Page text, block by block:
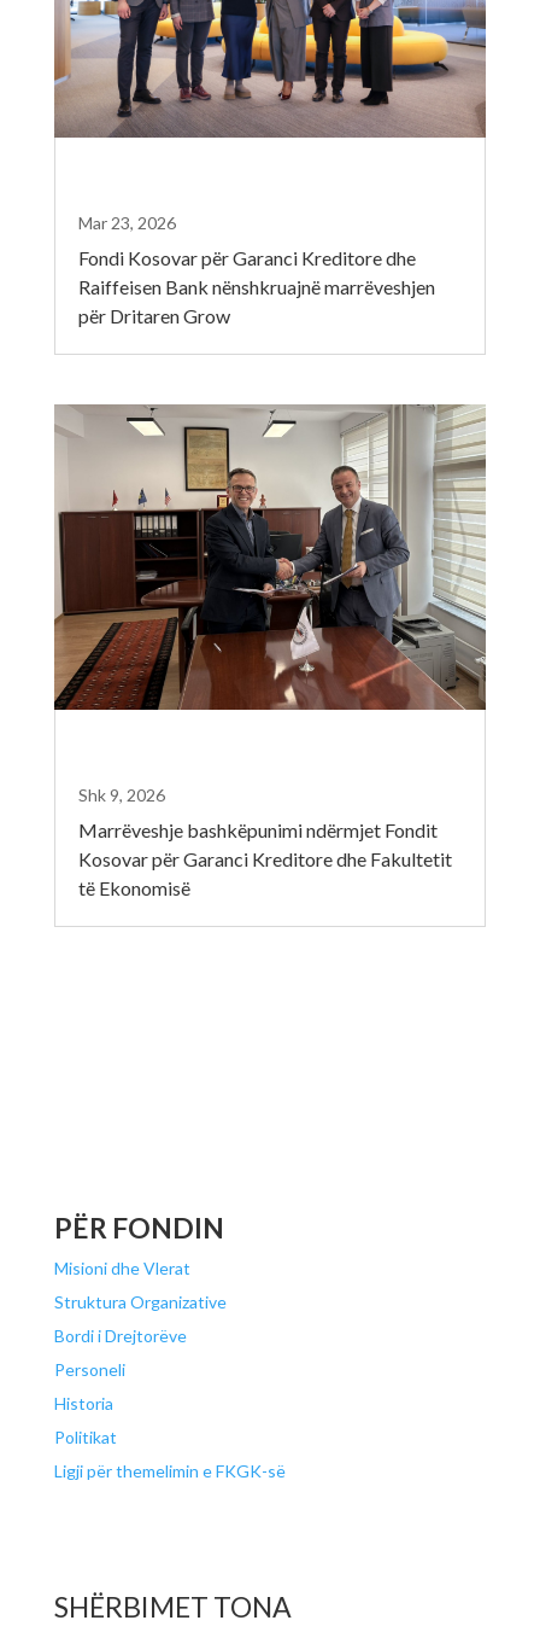
Fondi Kosovar për Garanci Kreditore dhe
Raiffeisen Bank nënshkruajnë marrëveshjen
për Dritaren Grow
Mar 23, 2026
Marrëveshje bashkëpunimi ndërmjet Fondit
Kosovar për Garanci Kreditore dhe Fakultetit
të Ekonomisë
Shk 9, 2026
PËR FONDIN
Misioni dhe Vlerat
Struktura Organizative
Bordi i Drejtorëve
Personeli
Historia
Politikat
Ligji për themelimin e FKGK-së
SHËRBIMET TONA